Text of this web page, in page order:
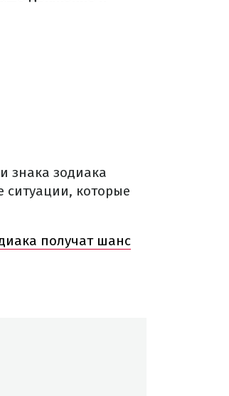
знака зодиака
ситуации, которые
получат шанс